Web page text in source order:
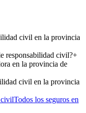
civil en la provincia
responsabilidad civil?+
en la provincia de
civil en la provincia
civilTodos los seguros en